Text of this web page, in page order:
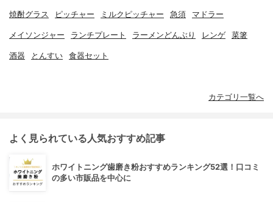
焼酎グラス ピッチャー ミルクピッチャー 急須 マドラー
メイソンジャー ランチプレート ラーメンどんぶり レンゲ 菜箸
酒器 とんすい 食器セット
カテゴリ一覧へ
よく見られている人気おすすめ記事
ホワイトニング歯磨き粉おすすめランキング52選！口コミ
の多い市販品を中心に